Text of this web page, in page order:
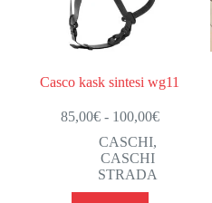
pagina
del
prodotto
Casco kask sintesi wg11
85,00€ - 100,00€Fascia
CASCHI,
CASCHI
STRADA